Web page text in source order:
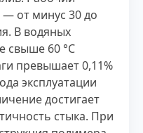
от минус 30 до
В водяных
свыше 60 °С
превышает 0,11%
эксплуатации
достигает
стыка. При